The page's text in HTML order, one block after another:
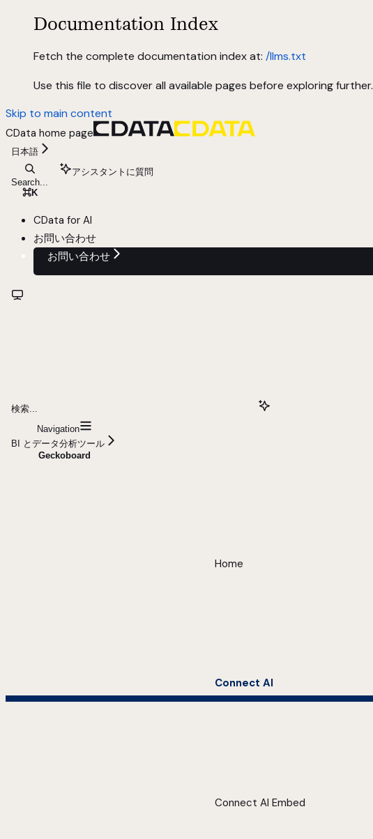
Documentation Index
Fetch the complete documentation index at: /llms.txt
Use this file to discover all available pages before exploring further.
Skip to main content
CData home page
日本語
Search...
⌘K
アシスタントに質問
CData for AI
お問い合わせ
お問い合わせ
検索...
Navigation
BI とデータ分析ツール
Geckoboard
Home
Connect AI
Connect AI Embed